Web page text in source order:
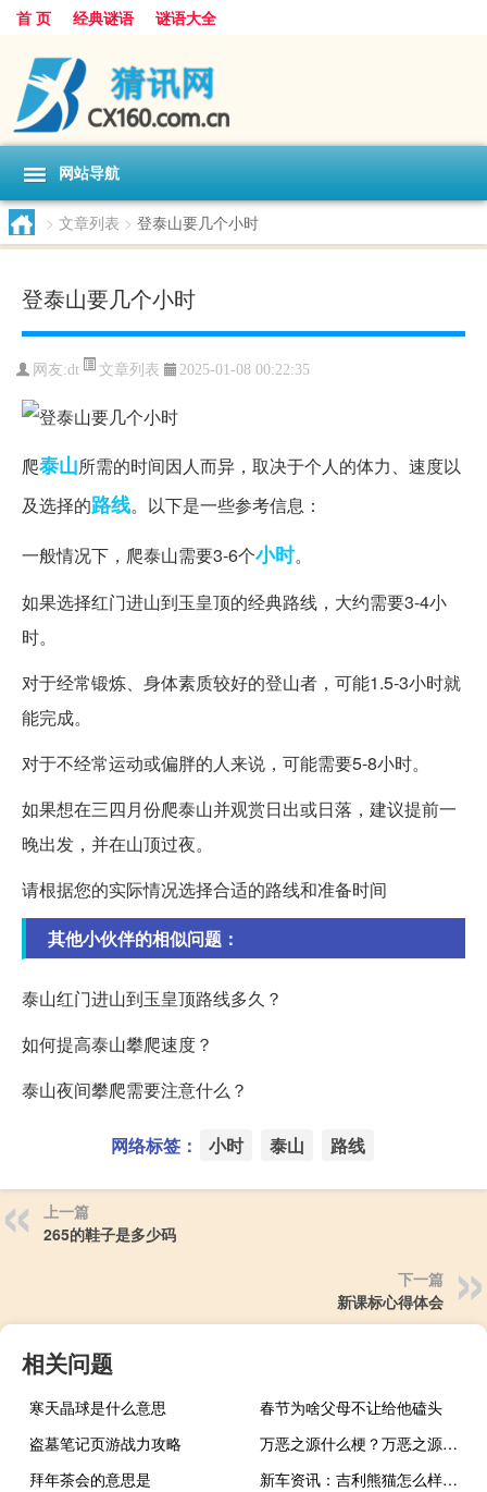
首 页 经典谜语 谜语大全
网站导航
> 文章列表 > 登泰山要几个小时
登泰山要几个小时
网友:dt 文章列表 2025-01-08 00:22:35
爬泰山所需的时间因人而异，取决于个人的体力、速度以
及选择的路线。以下是一些参考信息：
一般情况下，爬泰山需要3-6个小时。
如果选择红门进山到玉皇顶的经典路线，大约需要3-4小
时。
对于经常锻炼、身体素质较好的登山者，可能1.5-3小时就
能完成。
对于不经常运动或偏胖的人来说，可能需要5-8小时。
如果想在三四月份爬泰山并观赏日出或日落，建议提前一
晚出发，并在山顶过夜。
请根据您的实际情况选择合适的路线和准备时间
其他小伙伴的相似问题：
泰山红门进山到玉皇顶路线多久？
如何提高泰山攀爬速度？
泰山夜间攀爬需要注意什么？
网络标签： 小时 泰山 路线
上一篇
265的鞋子是多少码
下一篇
新课标心得体会
相关问题
寒天晶球是什么意思
春节为啥父母不让给他磕头
盗墓笔记页游战力攻略
万恶之源什么梗？万恶之源是什么意思什么梗
拜年茶会的意思是
新车资讯：吉利熊猫怎么样？值得购买吗？